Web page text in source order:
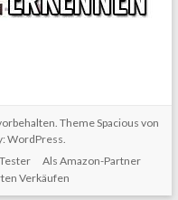
ThemeSpacious von
WordPress.
Als Amazon-Partner
Verkäufen